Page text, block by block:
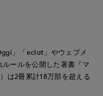
」「eclat」やウェブメ
ールを公開した著書『マ
は2冊累計18万部を超える